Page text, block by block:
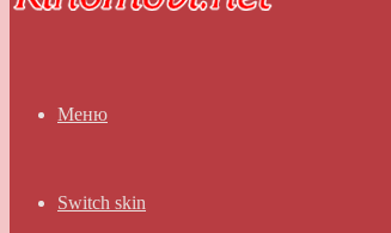
Меню
Switch skin